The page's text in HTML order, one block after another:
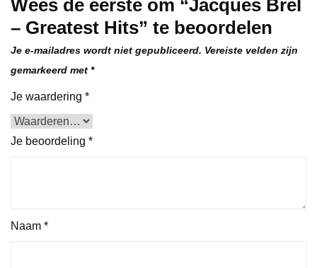
Wees de eerste om “Jacques Brel
– Greatest Hits” te beoordelen
Je e-mailadres wordt niet gepubliceerd. Vereiste velden zijn
gemarkeerd met *
Je waardering *
Je beoordeling *
Naam *